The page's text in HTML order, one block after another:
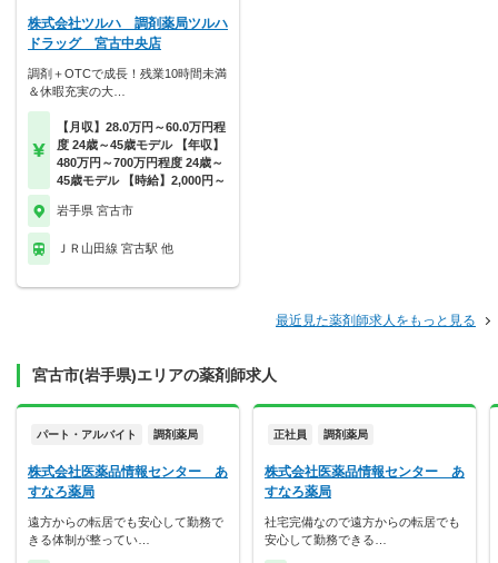
株式会社ツルハ 調剤薬局ツルハ
ドラッグ 宮古中央店
調剤＋OTCで成長！残業10時間未満
＆休暇充実の大…
【月収】28.0万円～60.0万円程
度 24歳～45歳モデル 【年収】
480万円～700万円程度 24歳～
45歳モデル 【時給】2,000円～
岩手県 宮古市
ＪＲ山田線 宮古駅 他
最近見た薬剤師求人をもっと見る
宮古市(岩手県)エリアの薬剤師求人
パート・アルバイト 調剤薬局
株式会社医薬品情報センター あ
すなろ薬局
遠方からの転居でも安心して勤務で
きる体制が整ってい…
正社員 調剤薬局
株式会社医薬品情報センター あ
すなろ薬局
社宅完備なので遠方からの転居でも
安心して勤務できる…